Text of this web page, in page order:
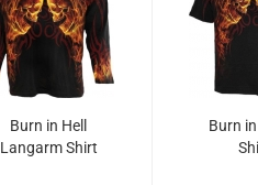
Burn in Hell
Langarm Shirt
Burn in